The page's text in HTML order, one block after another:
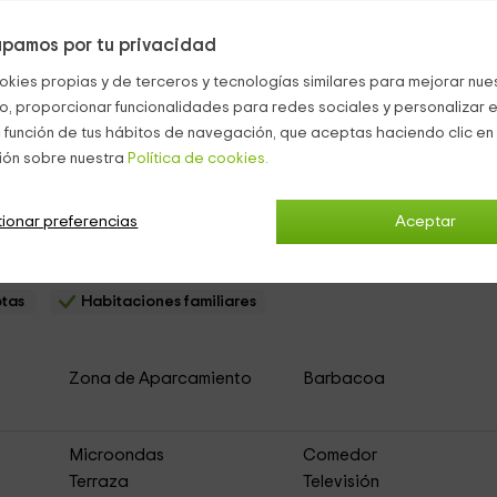
por tu privacidad
propias y de terceros y tecnologías similares para mejorar
proporcionar funcionalidades para redes sociales y personalizar
de tus hábitos de navegación, que aceptas haciendo clic
sobre nuestra Política de cookies.
Aceptar
preferencias
de vuestro coche.
Rural de Alquiler Íntegro)
Habitaciones familiares
Zona de Aparcamiento
Barbacoa
Microondas
Comedor
Terraza
Televisión